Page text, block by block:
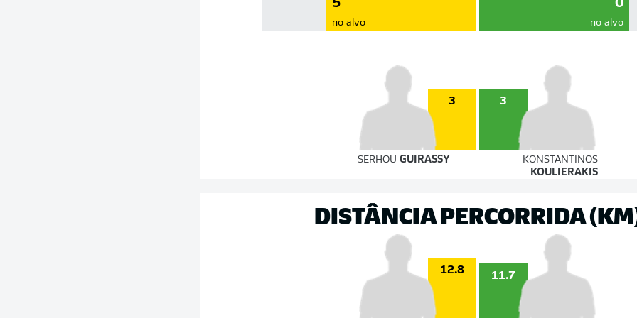
5
no alvo
0
no alvo
3 3
SERHOUGUIRASSY
KONSTANTINOS
KOULIERAKIS
DISTÂNCIA PERCORRIDA
12.8 11.7